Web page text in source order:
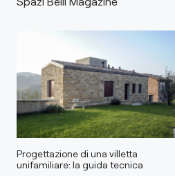
Progettazione di una villetta
unifamiliare: la guida tecnica